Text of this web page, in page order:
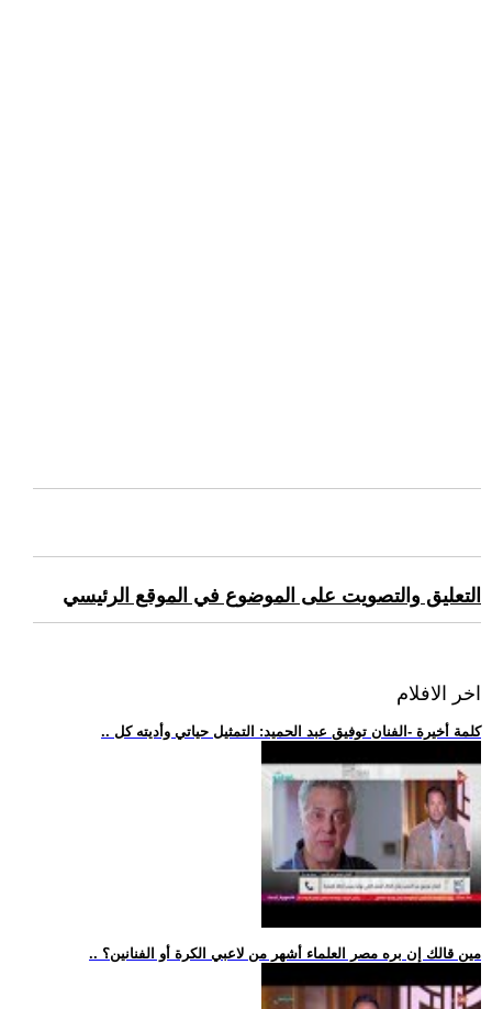
التعليق والتصويت على الموضوع في الموقع الرئيسي
اخر الافلام
.. كلمة أخيرة -الفنان توفيق عبد الحميد: التمثيل حياتي وأديته كل
.. مين قالك إن بره مصر العلماء أشهر من لاعبي الكرة أو الفنانين؟